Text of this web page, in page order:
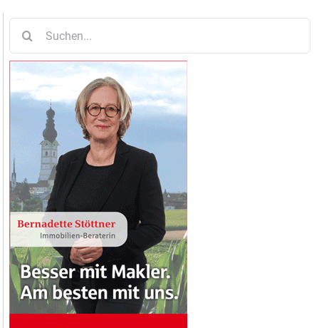
nach: